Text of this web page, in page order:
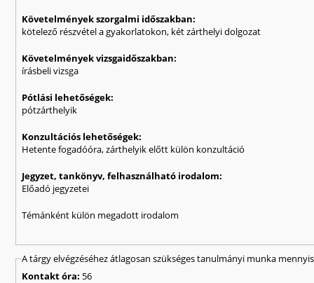
Követelmények szorgalmi időszakban:
kötelező részvétel a gyakorlatokon, két zárthelyi dolgozat
Követelmények vizsgaidőszakban:
írásbeli vizsga
Pótlási lehetőségek:
pótzárthelyik
Konzultációs lehetőségek:
Hetente fogadóóra, zárthelyik előtt külön konzultáció
Jegyzet, tankönyv, felhasználható irodalom:
Előadó jegyzetei
Témánként külön megadott irodalom
A tárgy elvégzéséhez átlagosan szükséges tanulmányi munka
Kontakt óra: 56